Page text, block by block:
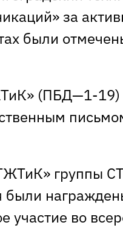
за
были
(ПБД—1-
группы
были
участие во